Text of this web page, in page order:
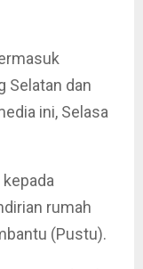
Selatan dan
ini, Selasa
rumah
(Pustu).